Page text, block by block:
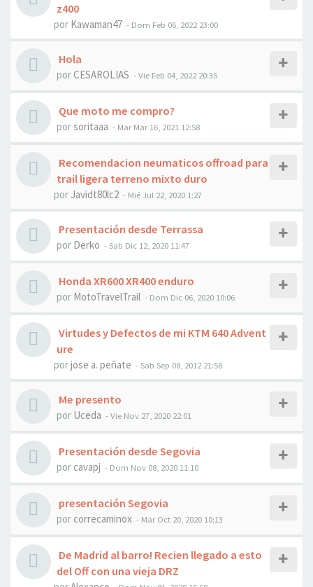
z400
por Kawaman47 - Dom Feb 06, 2022 23:00
Hola
por CESAROLIAS - Vie Feb 04, 2022 20:35
Que moto me compro?
porsoritaaa - Mar Mar 16, 2021 12:58
Recomendacion neumaticos offroad para
trail ligera terreno mixto duro
por Javidt80lc2 - Mié Jul 22, 2020 1:27
Presentación desde Terrassa
por Derko - Sab Dic 12, 2020 11:47
Honda XR600 XR400 enduro
por MotoTravelTrail - Dom Dic 06, 2020 10:06
Virtudes y Defectos de mi KTM 640 Advent
ure
porjose a. peñate - Sab Sep 08, 2012 21:58
Me presento
por Uceda - Vie Nov 27, 2020 22:01
Presentación desde Segovia
por cavapj - Dom Nov 08, 2020 11:10
presentación Segovia
por correcaminox - Mar Oct 20, 2020 10:13
De Madrid al barro! Recien llegado a esto
del Off con una vieja DRZ